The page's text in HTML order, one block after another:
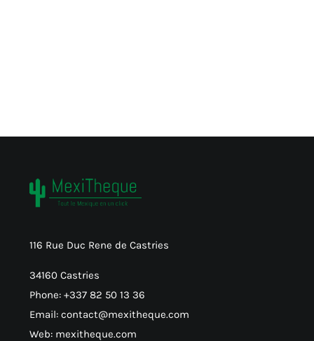
116 Rue Duc Rene de Castries
34160 Castries
Phone: +337 82 50 13 36
Email: contact@mexitheque.com
Web: mexitheque.com